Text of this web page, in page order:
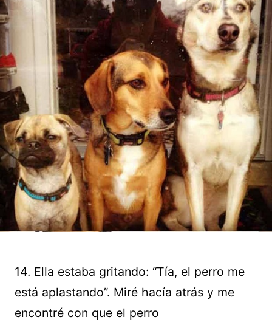
14. Ella estaba gritando: “Tía, el perro me
está aplastando”. Miré hacía atrás y me
encontré con que el perro